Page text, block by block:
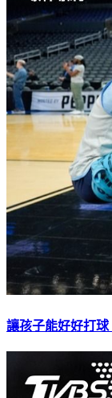
讓孩子能好好打